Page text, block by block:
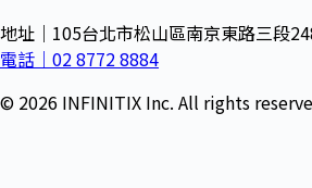
地址｜105台北市松山區南京東路三段
電話｜02 8772 8884
© 2026 INFINITIX Inc. All rights